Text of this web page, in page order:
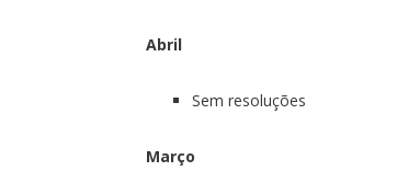
Abril
Sem resoluções
Março